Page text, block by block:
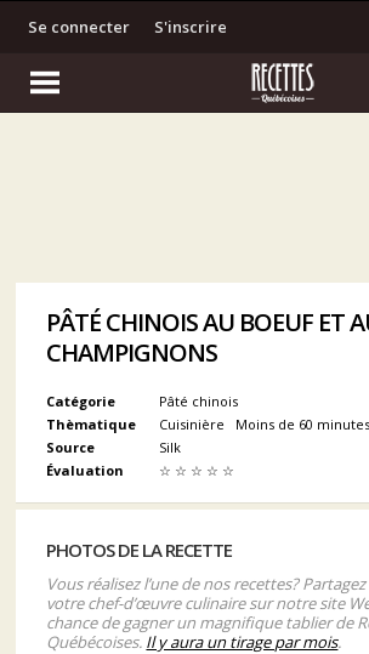
S'inscrire
Se connecter
PÂTÉ CHINOIS AU BOEUF ET
CHAMPIGNONS
Catégorie
Pâté chinois
Thèmatique
Cuisinière
Moins de 60 minutes
Source
Silk
Évaluation
☆ ☆ ☆ ☆ ☆
PHOTOS DE LA RECETTE
Vous réalisez l’une de nos recettes?
votre chef-d’œuvre culinaire sur notre site
chance de gagner un magnifique tablier de
Québécoises. Il y aura un tirage par mois.